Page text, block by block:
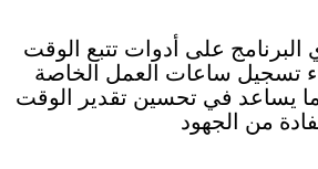
البرنامج على أدوات تتبع الوقت
تسجيل ساعات العمل الخاصة
يساعد في تحسين تقدير الوقت
من الجهود